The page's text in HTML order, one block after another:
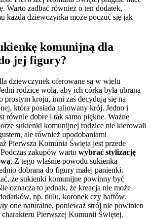
Warto zadbać również o ten dodatek,
każda dziewczynka może poczuć się jak
komunijną dla
jej figury?
dziewczynek oferowane są w wielu
rodzice wolą, aby ich córka była ubrana
prostym kroju, inni zaś decydują się na
która posiada taliowany krój. Jedno i
równie dobre i tak samo piękne. Ważne
sukienki komunijnej rodzice nie kierowali
ale również upodobaniami
Pierwsza Komunia Święta jest przede
zakupów warto wybrać stylizację
. Z tego właśnie powodu sukienka
dobrana do figury małej panienki.
że sukienki komunijne powinny być
oznacza to jednak, że kreacja nie może
np. tiulu, koronek czy haftów.
one naturalne, ponieważ strój nie powinien
Pierwszej Komunii Świętej.